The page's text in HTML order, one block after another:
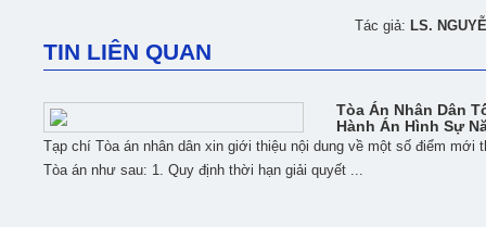
Tác giả: LS.
TIN LIÊN QUAN
Tòa Án Nhân Dân
Hành Án Hình Sự
Tạp chí Tòa án nhân dân xin giới thiệu nội dung về một số điểm mới
Tòa án như sau: 1. Quy định thời hạn giải quyết ...